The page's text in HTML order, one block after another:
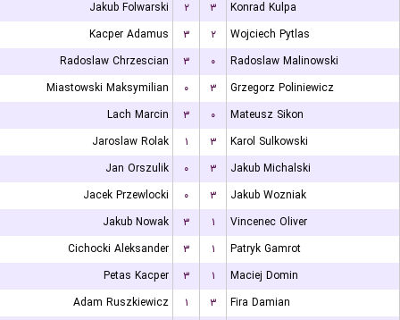
Jakub Folwarski
۲ ۳
Konrad Kulpa
Kacper Adamus
۳ ۲
Wojciech Pytlas
Radoslaw Chrzescian
۳ ۰
Radoslaw Malinowski
Miastowski Maksymilian
۰ ۳
Grzegorz Poliniewicz
Lach Marcin
۳ ۰
Mateusz Sikon
Jaroslaw Rolak
۱ ۳
Karol Sulkowski
Jan Orszulik
۰ ۳
Jakub Michalski
Jacek Przewlocki
۰ ۳
Jakub Wozniak
Jakub Nowak
۳ ۱
Vincenec Oliver
Cichocki Aleksander
۳ ۱
Patryk Gamrot
Petas Kacper
۳ ۱
Maciej Domin
Adam Ruszkiewicz
۱ ۳
Fira Damian